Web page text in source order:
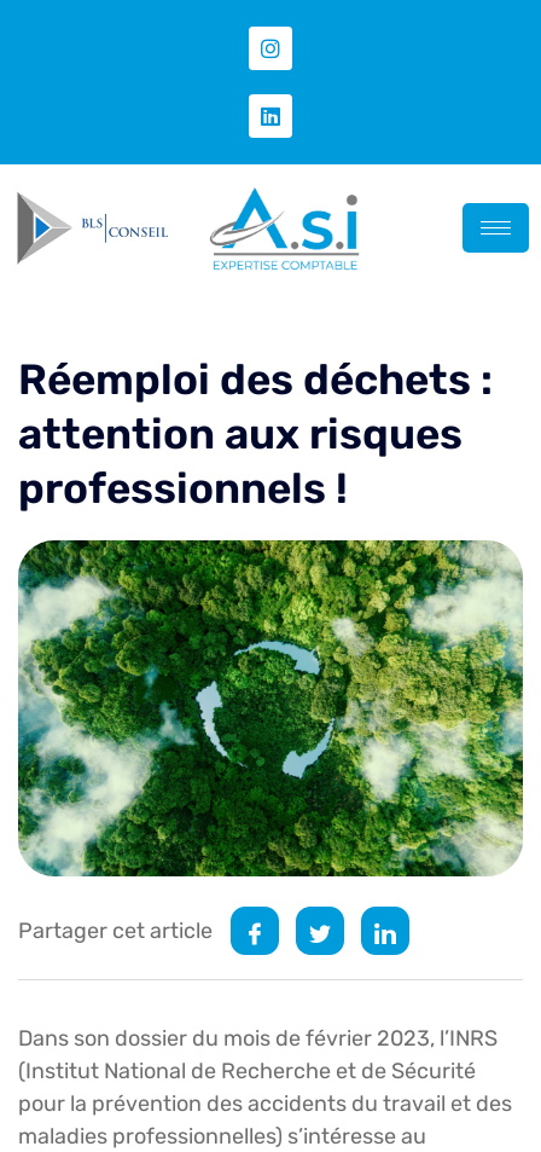
Réemploi des déchets :
attention aux risques
professionnels !
Partager cet article
Dans son dossier du mois de février 2023, l’INRS
(Institut National de Recherche et de Sécurité
pour la prévention des accidents du travail et des
maladies professionnelles) s’intéresse au